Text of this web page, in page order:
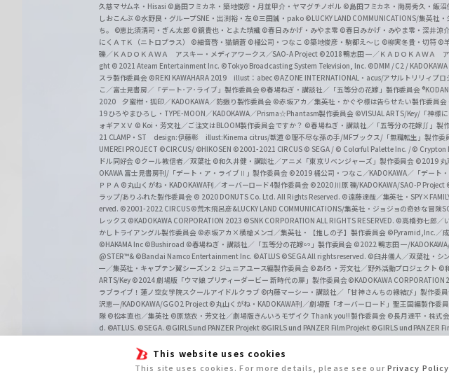
This website uses cookies
This site uses cookies. For more details, please see ourPrivacy Policy
久慈マサムネ・Hisasi ©島田フミカネ・築地俊彦・月並甲介・ヤマグチノボル ©島田フミカネ・南房秀久・飯沼
しおこんぶ ©水野良・グループSNE・出渕裕・左 ©三田誠・pako ©LUCKY LAND COMMUNICATIONS/集英社
ち。
©恵比須清司・ぎん太郎 ©鏡貴也・とよた瑣織 ©春日みかげ・みやま零 ©春日みかげ・みやま零・深井涼介
にくＡＴＫ（ニトロプラス） ©細音啓・猫鍋蒼 ©橘公司・つなこ ©築地俊彦・駒都え～じ ©柳実冬貴・切符 ©
礫／ＫＡＤＯＫＡＷＡ アスキー・メディアワークス／SAO-A Project ©2018 鴨志田 一／ＫＡＤＯＫＡＷＡ
ght © 2021 Ateam Entertainment Inc. ©Tokyo Broadcasting System Television, Inc. ©DMM / C2 / KADOKAWA
スラ製作委員会 ©REKI KAWAHARA 2019 illust：abec ©AZONE INTERNATIONAL・acus/アサルトリリィプロ
こ／富士見書房／「デート･ア･ライブ」製作委員会©春場ねぎ・講談社／「五等分の花嫁」製作委員会
2020 夕蜜柑・狐印／KADOKAWA／防振り製作委員会 ©赤坂アカ／集英社・かぐや様は告らせたい製作委員会
19 ひろやまひろし・TYPE-MOON／KADOKAWA／Prisma☆Phantasm製作委員会 ©VISUAL ARTS/Key/「神様
ォギアＸＶ © Koi・芳文社／ご注文はBLOOM製作委員会ですか？ ©春場ねぎ・講談社／「五等分の花嫁∬」製
21 CLAMP・ST design:伊藤彰 illust:Kinema citrus/獣道 ©理不尽な孫の手/MFブックス/「無職転生」製作委
UMEREI PROJECT ©CIRCUS/ ©HIKOSEN ©2001-2021 CIRCUS © SEGA / © Colorful Palette Inc. / ©
ドル同好会 ©クール教信者／双葉社 ©和久井健・講談社／アニメ「東京リベンジャーズ」製作委員会 ©2019 丸
OKAWA 富士見書房刊/「デート・ア・ライブⅡ」製作委員会 ©2019 橘公司・つなこ／KADOKAWA／「デート
ＰＰＡ ©丸山くがね・KADOKAWA刊／オーバーロード4製作委員会 ©2020 川原 礫/KADOKAWA/SAO-P Project
ラップ/ありふれた製作委員会 © 2020 DONUTS Co. Ltd. All Rights Reserved. ©遠藤達哉／集英社・
erved. ©2001-2022 CIRCUS©荒木飛呂彦&LUCKY LAND COMMUNICATIONS/集英社・ジョジョの奇妙な冒険
レックス ©KADOKAWA CORPORATION 2023 ©SNK CORPORATION ALL RIGHTS RESERVED. ©高橋弥七郎／
かしトライアングル製作委員会 ©赤坂アカ×横槍メンゴ／集英社・【推しの子】製作委員会 ©Pyramid,Inc.／
©HAKAMA Inc ©Bushiroad ©春場ねぎ・講談社／「五等分の花嫁∽」製作委員会 ©2022 鴨志田 一/
@STER™& ©Bandai Namco Entertainment Inc. ©ATLUS ©SEGA All rights reserved. ©臼井儀人／双葉社・シ
一／集英社・キャプテン翼シーズン２ ジュニアユース編製作委員会 ©あfろ・芳文社／野外活動プロジェクト ©
ARTS/Key ©2024 劇場版「ウマ娘 プリティーダービー 新時代の扉」製作委員会©KADOKAWA CORPORATION
ラブライブ！蓮ノ空女学院スクールアイドルクラブ ©内藤マーシー・講談社／「甘神さんちの縁結び」製作委
沢恵一/KADOKAWA/GGO2 Project©丸山くがね・KADOKAWA刊／劇場版「オーバーロード」聖王国編製作委
隊 ©松本直也／集英社 ©原悠衣・芳文社／劇場版きんいろモザイク Thank you!! 製作委員会 ©長月達平・株式
d. ©ATLUS. ©SEGA. ©GIRLS und PANZER Projekt ©GIRLS und PANZER Film Projekt ©GIRLS und PANZER